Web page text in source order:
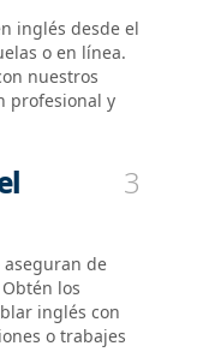
inglés desde el
o en línea.
nuestros
profesional y
3
aseguran de
los
inglés con
o trabajes